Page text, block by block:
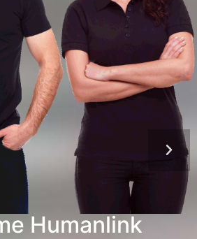
Humanlink